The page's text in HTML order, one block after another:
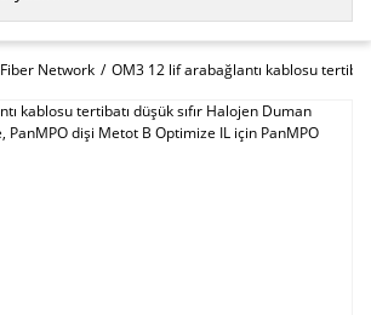
Fiber Network OM3 12 lif arabağlantı kablosu